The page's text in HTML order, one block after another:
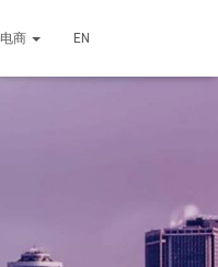
电商 EN